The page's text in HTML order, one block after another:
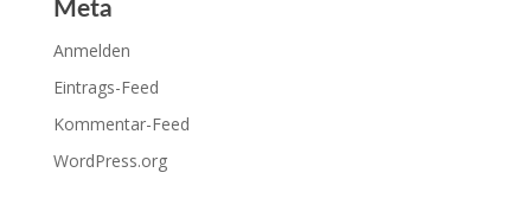
Meta
Anmelden
Eintrags-Feed
Kommentar-Feed
WordPress.org